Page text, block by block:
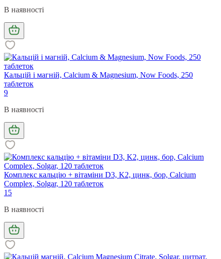
В наявності
Кальцій і магній, Calcium & Magnesium, Now Foods, 250
таблеток
9
В наявності
Комплекс кальцію + вітаміни D3, K2, цинк, бор, Calcium
Complex, Solgar, 120 таблеток
15
В наявності